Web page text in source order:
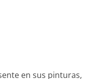
en sus pinturas,